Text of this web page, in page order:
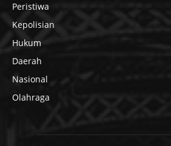
Peristiwa
Kepolisian
Hukum
Daerah
Nasional
Olahraga